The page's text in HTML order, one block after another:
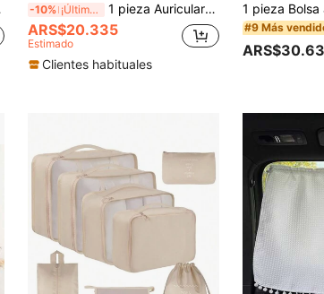
-10% ¡Últimos 3 días 1 pieza Auriculares a prueba de ruido para bebé, orejeras estilo diadema para dormir, exterior, viajes en avión
ARS$20.335
Estimado
Clientes habituales
#9 Más